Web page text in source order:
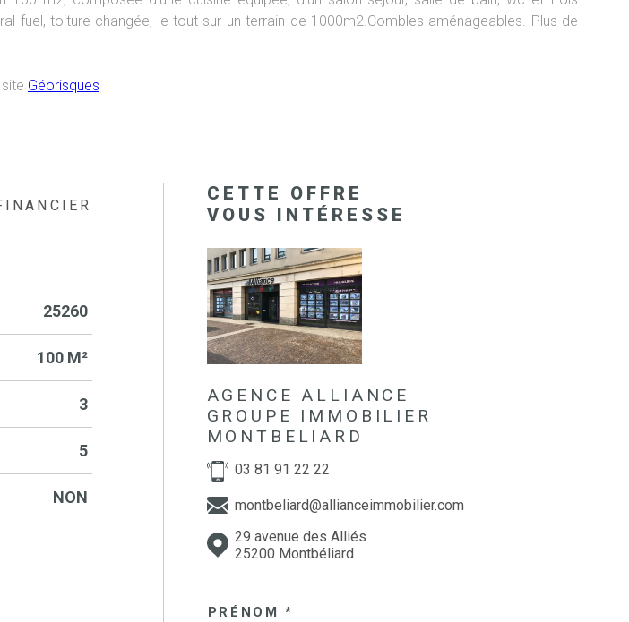
fuel, toiture changée, le tout sur un terrain de 1000m2.Combles aménageables. Plus de
Géorisques
25260
100 M²
3
5
NON
CETTE OFFRE
VOUS INTÉRESSE
AGENCE ALLIANCE
GROUPE IMMOBILIER
MONTBELIARD
03 81 91 22 22
montbeliard@allianceimmobilier.com
29 avenue des Alliés
25200 Montbéliard
PRÉNOM *